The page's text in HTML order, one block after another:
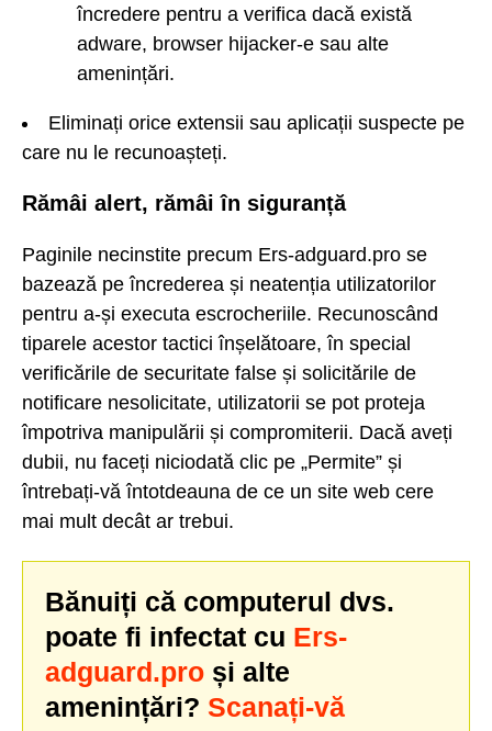
încredere pentru a verifica dacă există
adware, browser hijacker-e sau alte
amenințări.
Eliminați orice extensii sau aplicații suspecte pe
care nu le recunoașteți.
Rămâi alert, rămâi în siguranță
Paginile necinstite precum Ers-adguard.pro se
bazează pe încrederea și neatenția utilizatorilor
pentru a-și executa escrocheriile. Recunoscând
tiparele acestor tactici înșelătoare, în special
verificările de securitate false și solicitările de
notificare nesolicitate, utilizatorii se pot proteja
împotriva manipulării și compromiterii. Dacă aveți
dubii, nu faceți niciodată clic pe „Permite” și
întrebați-vă întotdeauna de ce un site web cere
mai mult decât ar trebui.
Bănuiți că computerul dvs.
poate fi infectat cu Ers-
adguard.pro și alte
amenințări? Scanați-vă